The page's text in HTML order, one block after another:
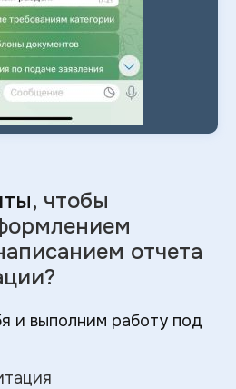
, чтобы
отчета
и выполним работу под